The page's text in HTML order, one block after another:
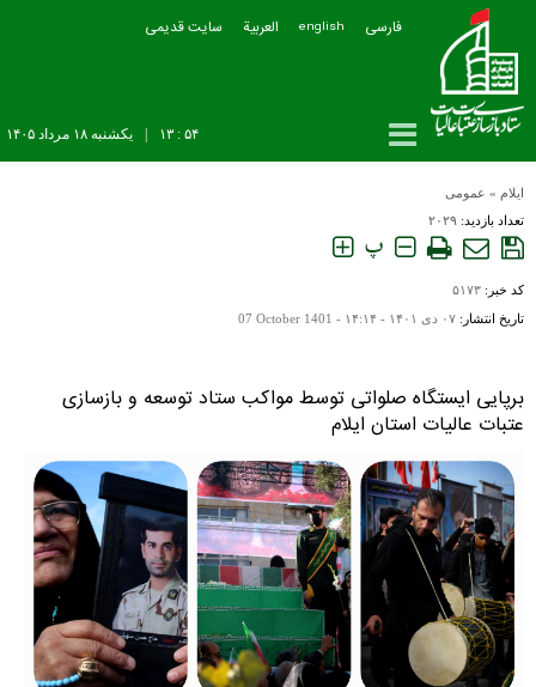
فارسی english العربیة سایت قدیمی
يکشنبه ۱۸ مرداد ۱۴۰۵ ۵۴ : ۱۳
ایلام » عمومی
تعداد بازدید: ۲۰۲۹
پ
کد خبر: ۵۱۷۳
تاریخ انتشار: ۰۷ دی ۱۴۰۱ - ۱۴:۱۴ - 07 October 1401
برپایی ایستگاه صلواتی توسط مواکب ستاد توسعه و بازسازی
عتبات عالیات استان ایلام